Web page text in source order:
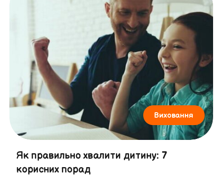
Виховання
Як правильно хвалити дитину: 7
корисних порад